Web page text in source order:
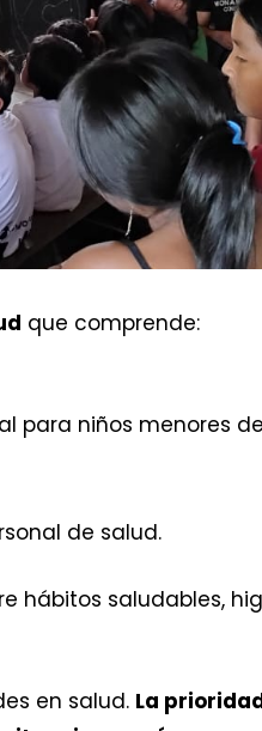
que comprende:
para niños menores
de salud.
hábitos saludables,
en salud. La